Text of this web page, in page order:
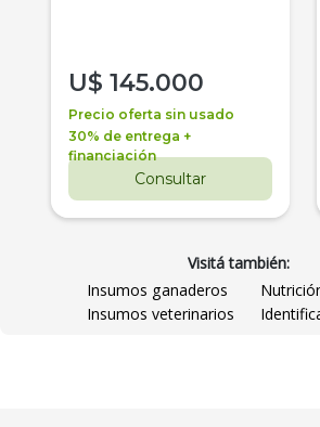
U$ 145.000
Precio oferta sin usado
30% de entrega +
financiación
Consultar
Visitá también:
Insumos ganaderos
Insumos veterinarios